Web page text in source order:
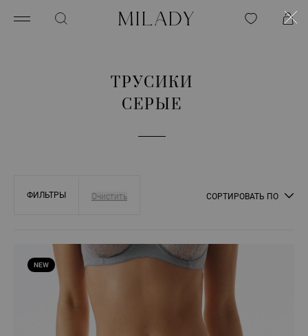
ТРУСИКИ
СЕРЫЕ
ФИЛЬТРЫ СОРТИРОВАТЬ ПО
NEW